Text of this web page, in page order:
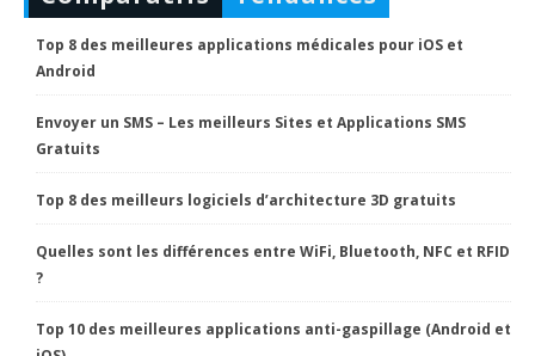
Top 8 des meilleures applications médicales pour iOS et
Android
Envoyer un SMS – Les meilleurs Sites et Applications SMS
Gratuits
Top 8 des meilleurs logiciels d’architecture 3D gratuits
Quelles sont les différences entre WiFi, Bluetooth, NFC et RFID
?
Top 10 des meilleures applications anti-gaspillage (Android et